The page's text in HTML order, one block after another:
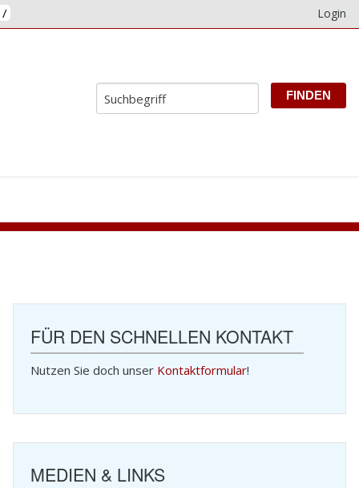
/ Login
FÜR DEN SCHNELLEN KONTAKT
Nutzen Sie doch unser Kontaktformular!
MEDIEN & LINKS